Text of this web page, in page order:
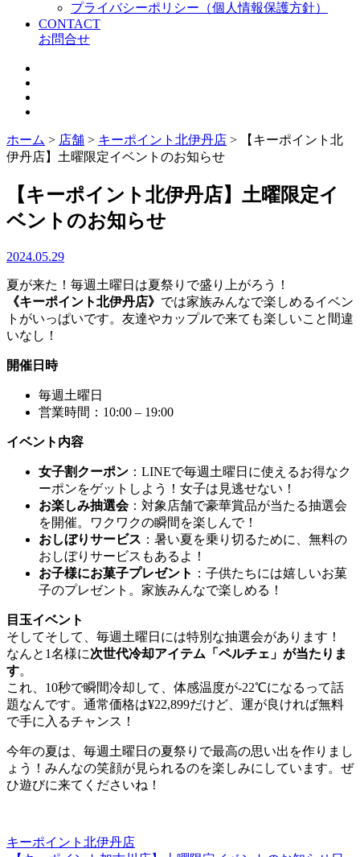
プライバシーポリシー（個人情報保護方針）
CONTACT
お問合せ
ホーム > 店舗 > キーポイント北伊丹店 >
【キーポイント北
伊丹店】土曜限定イベントのお知らせ
【キーポイント北伊丹店】土曜限定イ
ベントのお知らせ
2024.05.29
夏が来た！毎週土曜日は夏祭りで盛り上がろう！
《キーポイント北伊丹店》 では家族みんなで楽しめるイベン
トがいっぱいです。友達やカップルで来ても楽しいこと間違
いなし！
開催日時
毎週土曜日
営業時間：10:00 – 19:00
イベント内容
女子割クーポン ：LINEで毎週土曜日に使えるお得なク
ーポンをゲットしよう！女子は見逃せない！
お楽しみ抽選会：対象店舗で豪華賞品が当たる抽選会
を開催。ワクワクの瞬間を楽しんで！
おしぼりサービス ：暑い夏を乗り切るために、無料の
おしぼりサービスもあるよ！
お子様にお菓子プレゼント ：子供たちには嬉しいお菓
子のプレゼント。家族みんなで楽しめる！
目玉イベント
そしてそして、毎週土曜日には特別な抽選会があります！
なんと1名様に次世代冷却アイテム「ペルチェ」が当たりま
す。
これ、10秒で瞬間冷却して、体感温度が-22℃になるって話
題なんです。通常価格は¥22,899だけど、運が良ければ無料
で手に入るチャンス！
今年の夏は、毎週土曜日の夏祭りで最高の思い出を作りまし
ょう！みんなの笑顔が見られるのを楽しみにしています。ぜ
ひ遊びに来てくださいね！
キーポイント北伊丹店